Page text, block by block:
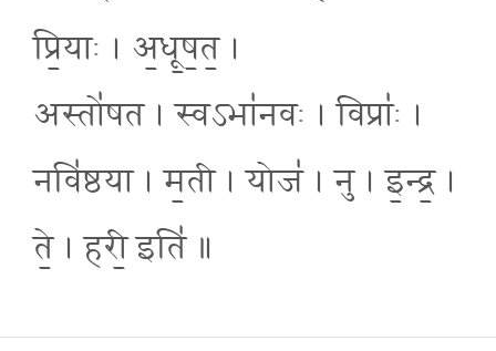
प्रि॒याः । अ॒धू॒ष॒त॒ ।
अस्तो॑षत । स्वऽभा॑नवः । विप्राः॑ ।
नवि॑ष्ठया । म॒ती । योज॑ । नु । इ॒न्द्र॒ ।
ते॒ । हरी॒ इति॑ ॥